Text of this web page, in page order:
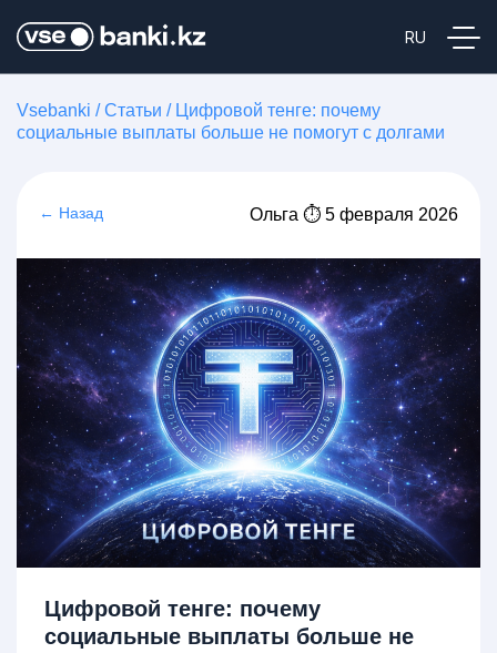
Vsebanki /Статьи / Цифровой тенге: почему
социальные выплаты больше не помогут с долгами
← Назад Ольга ⏱ 5 февраля 2026
Цифровой тенге: почему
социальные выплаты больше не